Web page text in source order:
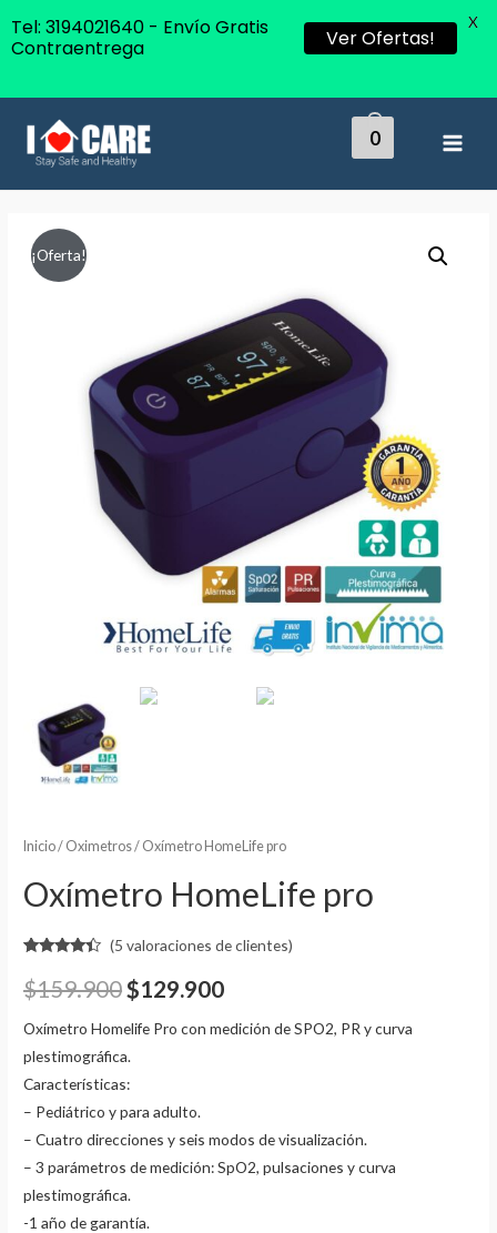
0
¡Oferta!
Inicio/ Oximetros/ Oxímetro HomeLife pro
Oxímetro HomeLife pro
4.20
sobre 5
en
puntuaciones
de
clientes
(5 valoraciones de clientes)
$159.900 $129.900
Oxímetro Homelife Pro con medición de SPO2, PR y curva
plestimográfica.
Características:
– Pediátrico y para adulto.
– Cuatro direcciones y seis modos de visualización.
– 3 parámetros de medición: SpO2, pulsaciones y curva
plestimográfica.
-1 año de garantía.
Tel: 3194021640 - Envío Gratis
Contraentrega
Ver Ofertas!
X